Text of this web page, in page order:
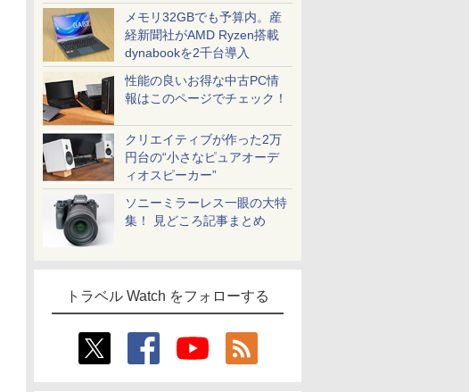
メモリ32GBでも予算内。産
経新聞社がAMD Ryzen搭載
dynabookを2千台導入
性能の良いお得な中古PC情
報はこのページでチェック！
クリエイティブが作った2万
円台の“小さなピュアオーデ
ィオスピーカー”
ソニーミラーレス一眼の大特
集！ 見どころ記事まとめ
トラベル Watch をフォローする